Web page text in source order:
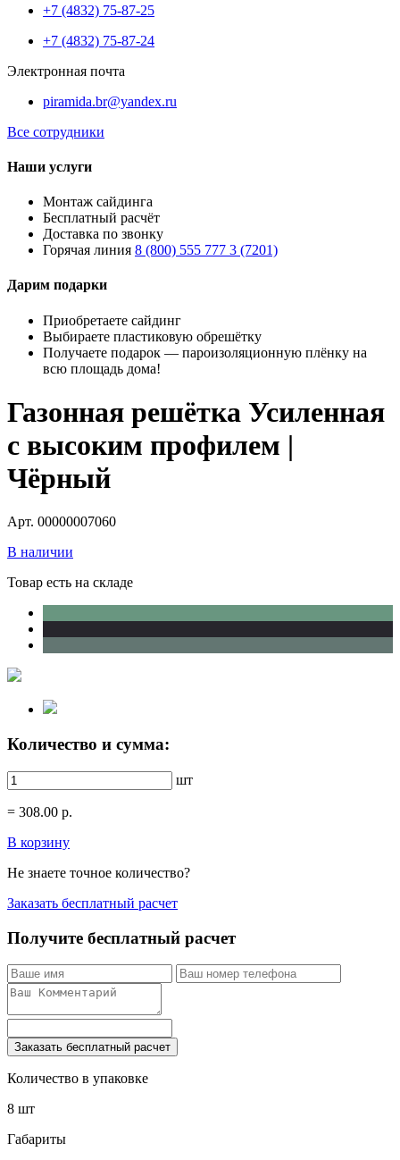
+7 (4832) 75-87-25
+7 (4832) 75-87-24
Электронная почта
piramida.br@yandex.ru
Все сотрудники
Наши услуги
Монтаж сайдинга
Бесплатный расчёт
Доставка по звонку
Горячая линия 8 (800) 555 777 3 (7201)
Дарим подарки
Приобретаете сайдинг
Выбираете пластиковую обрешётку
Получаете подарок — пароизоляционную плёнку на
всю площадь дома!
Газонная решётка Усиленная
с высоким профилем |
Чёрный
Арт. 00000007060
В наличии
Товар есть на складе
Количество и сумма:
шт
= 308.00 р.
В корзину
Не знаете точное количество?
Заказать бесплатный расчет
Получите бесплатный расчет
Заказать бесплатный расчет
Количество в упаковке
8 шт
Габариты